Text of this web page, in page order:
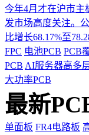
今年4月才在沪市主
发市场高度关注。
比增长68.17%至
FPC 电池PCB PCB
PCB AI服务器高多
大功率PCB
最新
单面板 FR4电路板